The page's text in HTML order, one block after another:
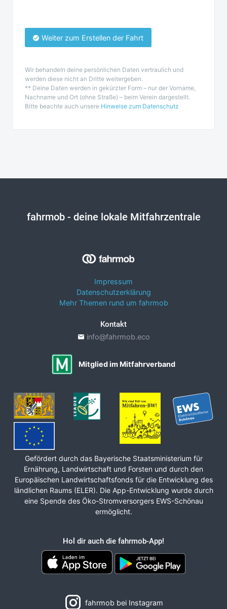
Weiter zum Erstellen der Fahrt
Wir behandeln deine persönlichen Daten vertraulich und
werden diese nicht an Dritte weitergeben.
** Deine Daten werden in gekürzter Form – nur der Vorname,
Nachname und Ort (ohne Straße) – beim Verein dargestellt.
Bitte beachte auch unsere Hinweise zum Datenschutz
fahrmob- deine lokale Mitfahrzentrale
Impressum
Datenschutzerklärung
Mehr Themen rund um fahrmob
Kontakt
info@fahrmob.eco
Mitglied im Mitfahrverband
Gefördert durch das Bayerische Staats­ministerium für
Ernährung, Land­wirt­schaft und Forsten und durch den
Europäischen Land­wirt­schafts­fonds für die Ent­wicklung des
ländlichen Raums (ELER). Die App-Entwicklung wurde durch
eine Spende des Öko-Stromversorgers EWS-Schönau
ermöglicht.
Hol dir auch die fahrmob-App!
fahrmob bei Instagram